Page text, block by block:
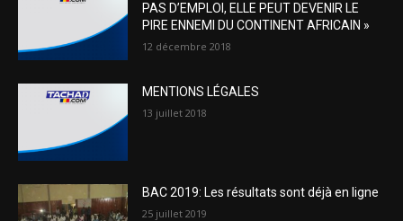
PAS D’EMPLOI, ELLE PEUT DEVENIR LE
PIRE ENNEMI DU CONTINENT AFRICAIN »
12 décembre 2018
MENTIONS LÉGALES
13 juillet 2018
BAC 2019: Les résultats sont déjà en ligne
25 juillet 2019